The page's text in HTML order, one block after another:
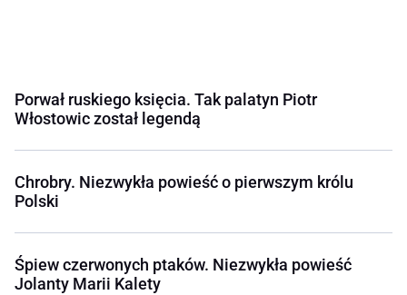
Porwał ruskiego księcia. Tak palatyn Piotr
Włostowic został legendą
Chrobry. Niezwykła powieść o pierwszym królu
Polski
Śpiew czerwonych ptaków. Niezwykła powieść
Jolanty Marii Kalety